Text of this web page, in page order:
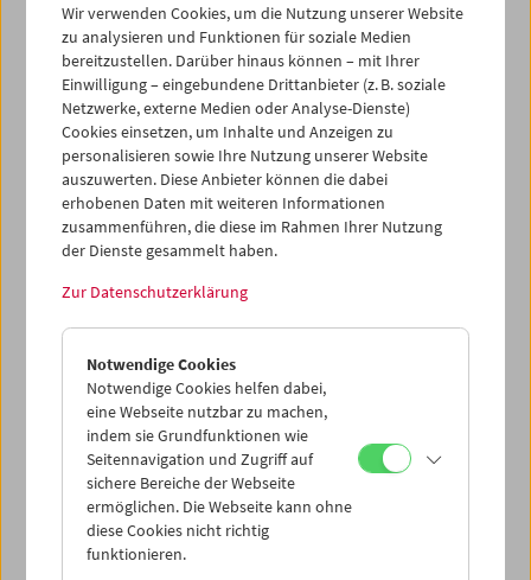
Emily Artmann
In memoriam
In Person und Carte Blanche: Viktoria Schmid
Widerspiegelnde Lichter
Wir verwenden Cookies, um die Nutzung unserer Website
zu analysieren und Funktionen für soziale Medien
bereitzustellen. Darüber hinaus können – mit Ihrer
Einwilligung – eingebundene Drittanbieter (z. B. soziale
Netzwerke, externe Medien oder Analyse-Dienste)
Cookies einsetzen, um Inhalte und Anzeigen zu
personalisieren sowie Ihre Nutzung unserer Website
auszuwerten. Diese Anbieter können die dabei
erhobenen Daten mit weiteren Informationen
zusammenführen, die diese im Rahmen Ihrer Nutzung
der Dienste gesammelt haben.
Zur Datenschutzerklärung
Notwendige Cookies
Notwendige Cookies helfen dabei,
eine Webseite nutzbar zu machen,
indem sie Grundfunktionen wie
Seitennavigation und Zugriff auf
sichere Bereiche der Webseite
ermöglichen. Die Webseite kann ohne
diese Cookies nicht richtig
funktionieren.